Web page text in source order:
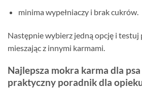
minima wypełniaczy i brak cukrów.
Następnie wybierz jedną opcję i testuj
mieszając z innymi karmami.
Najlepsza mokra karma dla
praktyczny poradnik dla